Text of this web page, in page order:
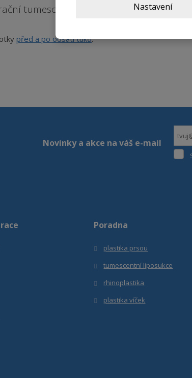
tumescentín - fotogalerie před/po
před a po odsátí tuků.
Novinky a akce na váš e-mail
Poradna
plastika prsou
tumescentní liposukce
rhinoplastika
plastika víček
Nastavení